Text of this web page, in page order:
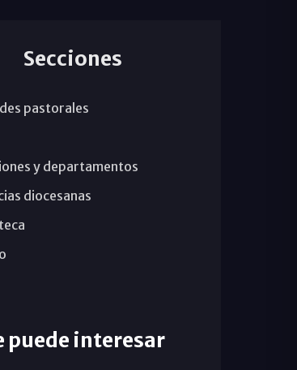
Secciones
pastorales
y departamentos
diocesanas
puede interesar